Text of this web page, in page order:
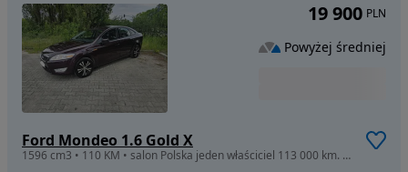
Ford Mondeo 1.6 Gold X
1596 cm3 • 110 KM • salon Polska jeden właściciel 113 000 km. benzyna klimatyzacja zadbane
19 900 PLN
Powyżej średniej